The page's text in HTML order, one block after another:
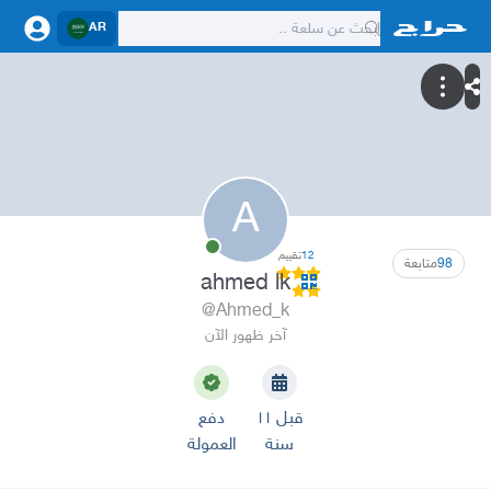
AR
A
98متابعة 12تقييم
ahmed lk
@Ahmed_k
آخر ظهور الآن
قبل ١١
سنة
دفع
العمولة